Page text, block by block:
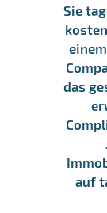
Sie
das
auf